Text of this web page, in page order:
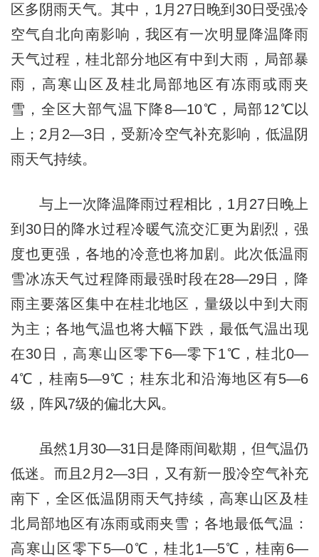
区多阴雨天气。其中，1月27日晚到30日受强冷
空气自北向南影响，我区有一次明显降温降雨
天气过程，桂北部分地区有中到大雨，局部暴
雨，高寒山区及桂北局部地区有冻雨或雨夹
雪，全区大部气温下降8—10℃，局部12℃以
上；2月2—3日，受新冷空气补充影响，低温阴
雨天气持续。
与上一次降温降雨过程相比，1月27日晚上
到30日的降水过程冷暖气流交汇更为剧烈，强
度也更强，各地的冷意也将加剧。此次低温雨
雪冰冻天气过程降雨最强时段在28—29日，降
雨主要落区集中在桂北地区，量级以中到大雨
为主；各地气温也将大幅下跌，最低气温出现
在30日，高寒山区零下6—零下1℃，桂北0—
4℃，桂南5—9℃；桂东北和沿海地区有5—6
级，阵风7级的偏北大风。
虽然1月30—31日是降雨间歇期，但气温仍
低迷。而且2月2—3日，又有新一股冷空气补充
南下，全区低温阴雨天气持续，高寒山区及桂
北局部地区有冻雨或雨夹雪；各地最低气温：
高寒山区零下5—0℃，桂北1—5℃，桂南6—